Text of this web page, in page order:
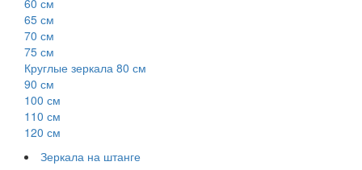
60 см
65 см
70 см
75 см
Круглые зеркала 80 см
90 см
100 см
110 см
120 см
Зеркала на штанге